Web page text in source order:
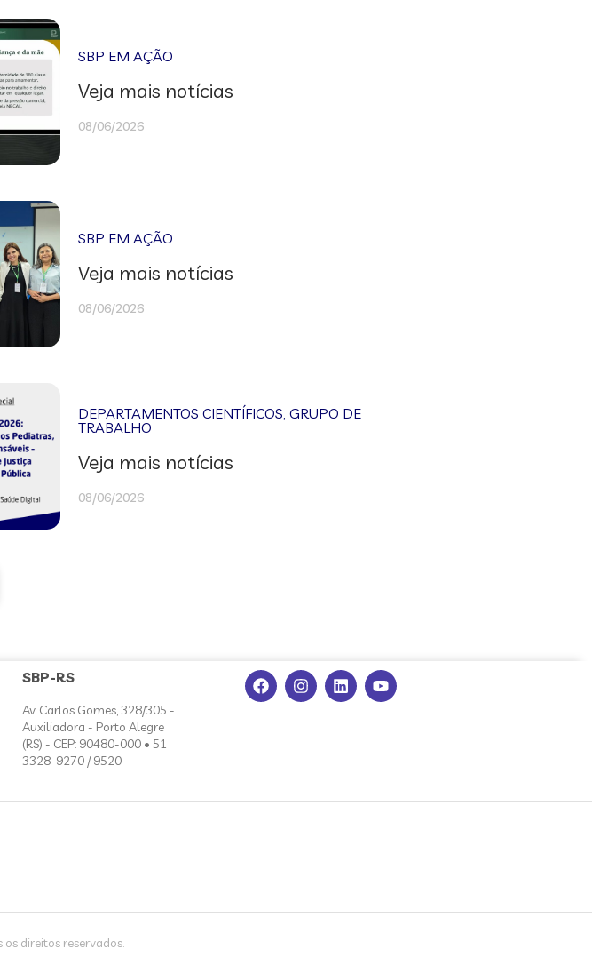
SBP EM AÇÃO
Veja mais notícias
08/06/2026
SBP EM AÇÃO
Veja mais notícias
08/06/2026
DEPARTAMENTOS CIENTÍFICOS ,GRUPO DE
TRABALHO
Veja mais notícias
08/06/2026
SBP-RS
Av. Carlos Gomes, 328/305 -
Auxiliadora - Porto Alegre
(RS) - CEP: 90480-000 • 51
3328-9270 / 9520
direitos reservados.